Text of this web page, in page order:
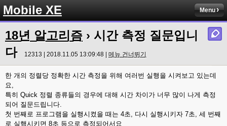
Mobile XE Menu
18년 알고리즘 › 시간 측정 질문입니
다
12313 | 2018.11.05 13:09:48 | 메뉴 건너뛰기
한 개의 정렬당 정확한 시간 측정을 위해 여러번 실행을 시켜보고 있는데
요,
특히 Quick 정렬 종류들의 경우에 대해 시간 차이가 너무 많이 나게 측정
되어 질문드립니다.
첫 번째로 프로그램을 실행시켰을 때는 4초, 다시 실행시키자 7초, 세 번째
로 실행시키면 8초 등으로 측정되어서요